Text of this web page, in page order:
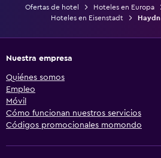
Ofertas de hotel Hoteles en Europa
Hoteles en Eisenstadt
Nuestra empresa
Quiénes somos
Empleo
Móvil
Cómo funcionan nuestros servicios
Códigos promocionales momondo